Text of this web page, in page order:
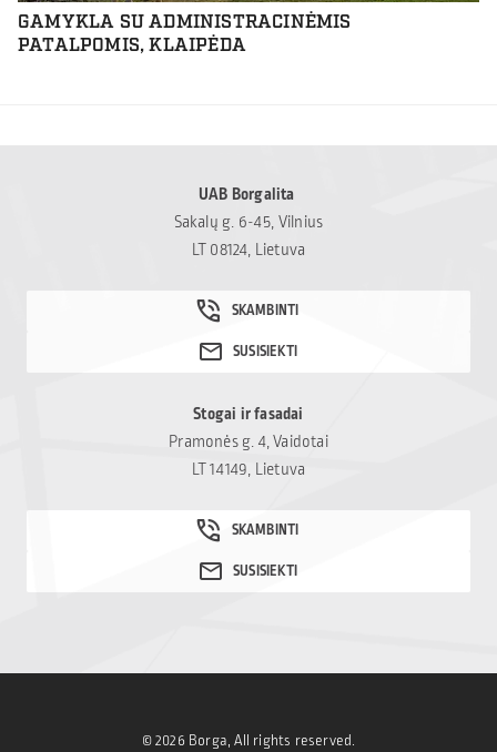
GAMYKLA SU ADMINISTRACINĖMIS
PATALPOMIS, KLAIPĖDA
UAB Borgalita
Sakalų g. 6-45, Vilnius
LT 08124, Lietuva
Stogai ir fasadai
Pramonės g. 4, Vaidotai
LT 14149, Lietuva
© 2026 Borga, All rights reserved.